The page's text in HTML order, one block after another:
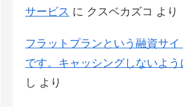
サービス に クスベカズコ より
フラットプランという融資サイ
です。キャッシングしないよう
し より